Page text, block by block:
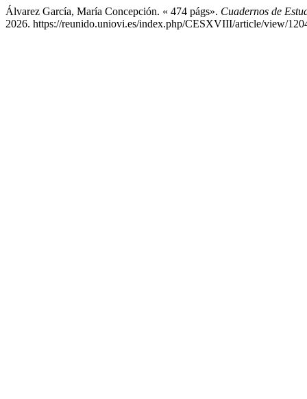
Álvarez García, María Concepción. « 474 págs». Cuadernos de
2026. https://reunido.uniovi.es/index.php/CESXVIII/article/view/